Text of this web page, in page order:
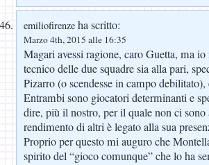
emiliofirenze ha scritto:
Marzo 4th, 2015 alle 16:35
Magari avessi ragione, caro Guetta, ma
tecnico delle due squadre sia alla pari,
Pizarro (o scendesse in campo debilitato),
Entrambi sono giocatori determinanti e
dire, più il nostro, per il quale non ci
rendimento di altri è legato alla sua
Proprio per questo mi auguro che
spirito del “gioco comunque” che lo ha